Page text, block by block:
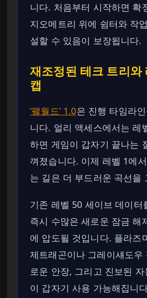
니다. 처음부터 시작하면 확
지오메트리 위에 쉼터와 작
설할 수 있음이 보장됩니다.
재조정된 테크 트리와
캡
‘팰월드’ 1.0은 진행 타임라
니다. 얼리 액세스에서는 레
하면 게임이 갑자기 끝나는
껴졌습니다. 이제 레벨 1에
는 길은 더 부드러운 곡선을
기존 레벨 50 세이브 데이터
즉시 수많은 새로운 잠금 해
에 압도될 것입니다. 플라즈
제트래곤이나 그레이섀도우
로운 안장, 그리고 진보된 자
이 갑자기 사용 가능해집니